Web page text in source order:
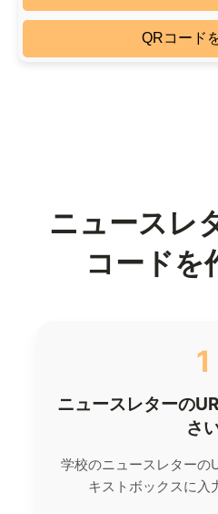
QRコード
ニュースレ
コードを
1
ニュースレターの
さ
学校のニュースレターの
キストボックスに入